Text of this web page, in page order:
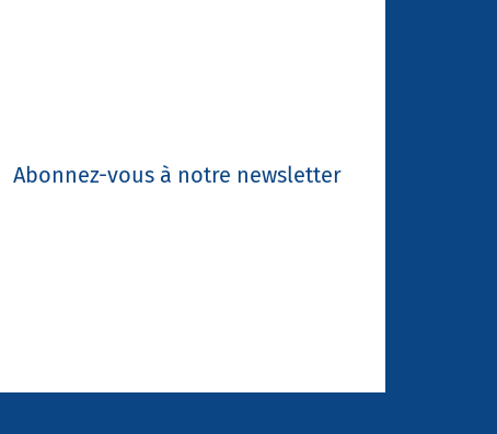
Abonnez-vous à notre newsletter